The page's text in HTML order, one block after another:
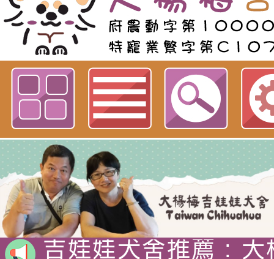
歡迎參觀：neiltwgiwawa佈景設計
Neil hsu網站
吉娃娃專賣店 : 大楊
犬舍 。
吉娃娃犬舍推薦 : 大